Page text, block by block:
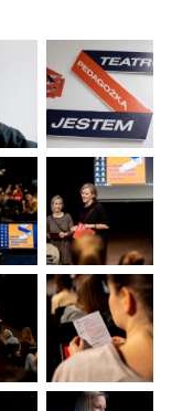
a
i krytyczna, a przy
być i jak to zrobić?
Pedagogów i
Teatr Ochoty
stołecznego
30/32